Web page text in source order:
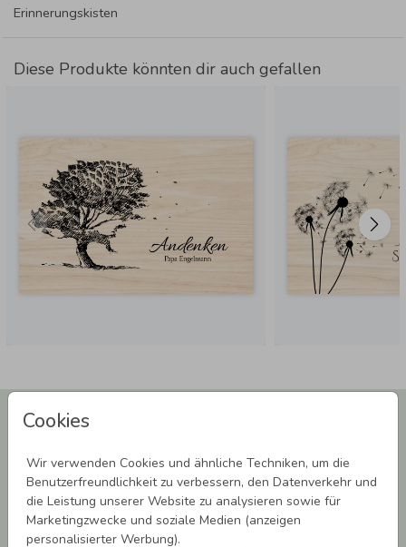
Cookies
Wir verwenden Cookies und ähnliche Techniken, um die
Benutzerfreundlichkeit zu verbessern, den Datenverkehr und
die Leistung unserer Website zu analysieren sowie für
Marketingzwecke und soziale Medien (anzeigen
personalisierter Werbung).
Erinnerungskisten
Diese Produkte könnten dir auch gefallen
Newsletter abonnieren und 5,00 € Rabatt**
sichern!
Melde Dich zu unserem Newsletter an und bleibe auf dem
Laufenden.